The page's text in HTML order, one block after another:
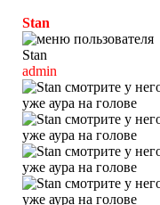
Stan
admin